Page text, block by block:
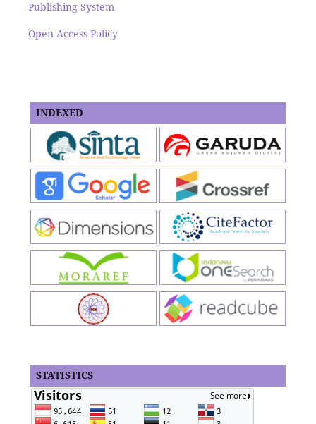
Publishing System
Open Access Policy
INDEXED
STATISTICS